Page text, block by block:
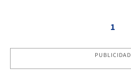
1
PUBLICIDAD